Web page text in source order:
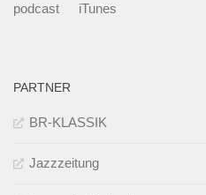
podcast
iTunes
PARTNER
BR-KLASSIK
Jazzzeitung